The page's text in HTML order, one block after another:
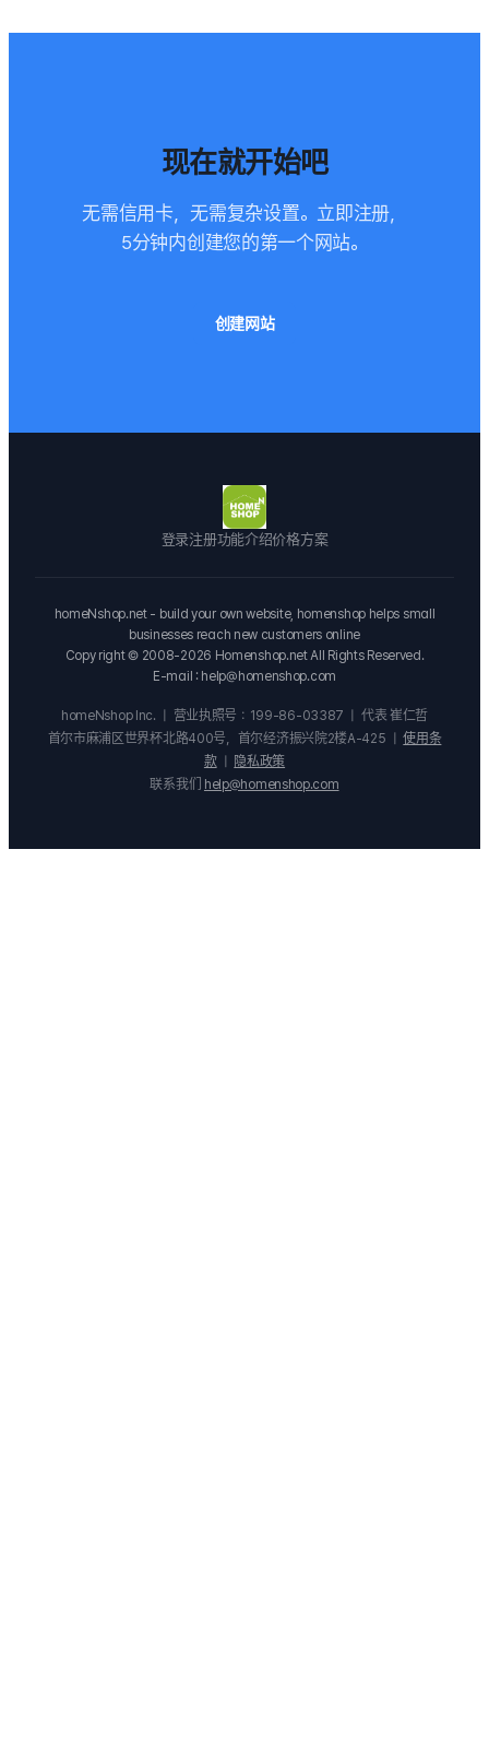
现在就开始吧
无需信用卡，无需复杂设置。立即注册，
5分钟内创建您的第一个网站。
创建网站
登录注册功能介绍价格方案
homeNshop.net - build your own website, homenshop helps small
businesses reach new customers online
Copy right © 2008-2026 Homenshop.net All Rights Reserved.
E-mail : help@homenshop.com
homeNshop Inc. 营业执照号：199-86-03387
代表 崔仁哲
首尔市麻浦区世界杯北路400号，首尔经济振兴院2楼A-425
使用条
款
隐私政策
联系我们
help@homenshop.com